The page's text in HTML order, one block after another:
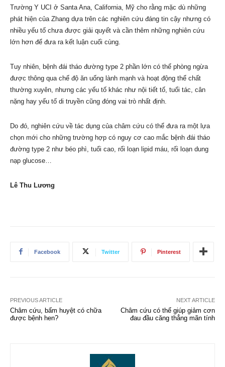
Trường Y UCI ở Santa Ana, California, Mỹ cho rằng mặc dù những
phát hiện của Zhang dựa trên các nghiên cứu đáng tin cậy nhưng có
nhiều yếu tố chưa được giải quyết và cần thêm những nghiên cứu
lớn hơn để đưa ra kết luận cuối cùng.
Tuy nhiên, bệnh đái tháo đường type 2 phần lớn có thể phòng ngừa
được thông qua chế độ ăn uống lành mạnh và hoạt động thể chất
thường xuyên, nhưng các yếu tố khác như nội tiết tố, tuổi tác, cân
nặng hay yếu tố di truyền cũng đóng vai trò nhất định.
Do đó, nghiên cứu về tác dụng của châm cứu có thể đưa ra một lựa
chọn mới cho những trường hợp có nguy cơ cao mắc bệnh đái tháo
đường type 2 như béo phì, tuổi cao, rối loạn lipid máu, rối loạn dung
nạp glucose…
Lê Thu Lương
Facebook Twitter Pinterest
PREVIOUS ARTICLE
Châm cứu, bấm huyệt có chữa
được bệnh hen?
NEXT ARTICLE
Châm cứu có thể giúp giảm cơn
đau đầu căng thẳng mãn tính